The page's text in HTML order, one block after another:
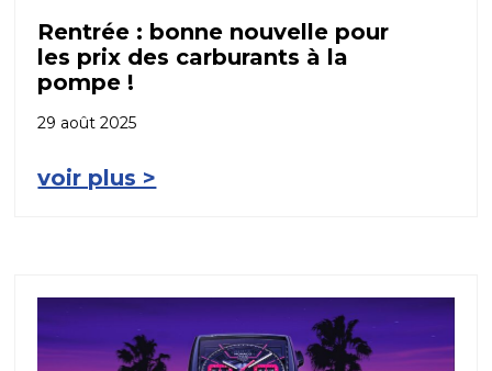
Rentrée : bonne nouvelle pour
les prix des carburants à la
pompe !
29 août 2025
voir plus >